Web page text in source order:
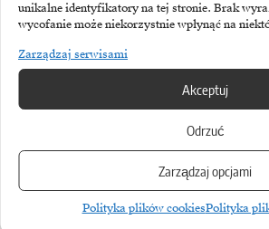
unikalne identyfikatory na tej stronie. Brak
wycofanie może niekorzystnie wpłynąć na
Zarządzaj serwisami
Akceptuj
Odrzuć
Zarządzaj opcjami
Polityka plików cookiesPolityka
Przemysł